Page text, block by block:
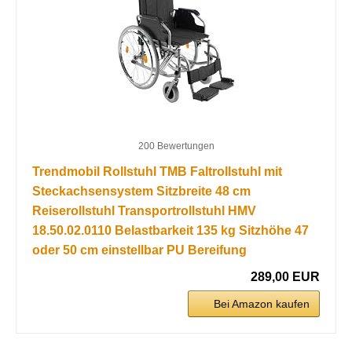
200 Bewertungen
Trendmobil Rollstuhl TMB Faltrollstuhl mit
Steckachsensystem Sitzbreite 48 cm
Reiserollstuhl Transportrollstuhl HMV
18.50.02.0110 Belastbarkeit 135 kg Sitzhöhe 47
oder 50 cm einstellbar PU Bereifung
289,00 EUR
Bei Amazon kaufen